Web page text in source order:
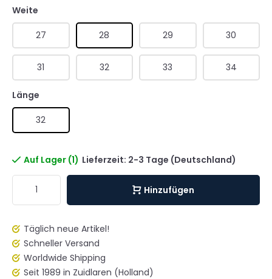
Weite
27 28 29 30
31 32 33 34
Länge
32
Auf Lager (1) Lieferzeit: 2-3 Tage (Deutschland)
Hinzufügen
Täglich neue Artikel!
Schneller Versand
Worldwide Shipping
Seit 1989 in Zuidlaren (Holland)